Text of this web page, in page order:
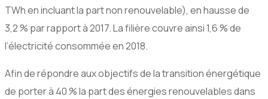
TWh en incluant la part non renouvelable), en hausse de
3,2 % par rapport à 2017. La filière couvre ainsi 1,6 % de
l’électricité consommée en 2018.
Afin de répondre aux objectifs de la transition énergétique
de porter à 40 % la part des énergies renouvelables dans